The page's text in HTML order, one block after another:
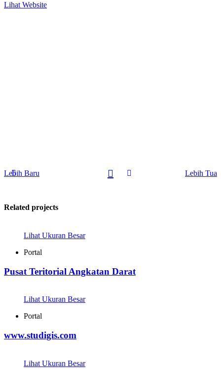
Lihat Website
Lebih Baru Lebih Tua
Related projects
Lihat Ukuran Besar
Portal
Pusat Teritorial Angkatan Darat
Lihat Ukuran Besar
Portal
www.studigis.com
Lihat Ukuran Besar